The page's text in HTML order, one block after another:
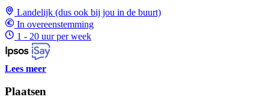
Landelijk (dus ook bij jou in de buurt)
In overeenstemming
1 - 20 uur per week
Lees meer
Plaatsen